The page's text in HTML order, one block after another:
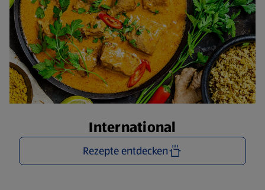
International
Rezepte entdecken